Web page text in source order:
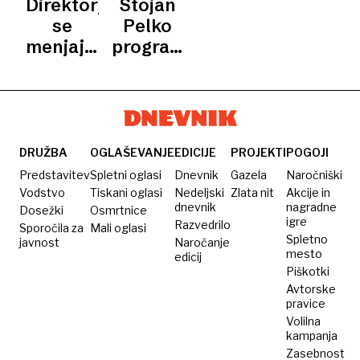
2025
bo,
vendar
se
imamo
česa
veseliti
KULTURE
2025
Direktorji
se
menjajo,
vsebina
Stojan
Pelko
programski
GO!
2025
DRUŽBA
Predstavitev
Vodstvo
Dosežki
Sporočila za
javnost
OGLAŠEVANJE
Spletni oglasi
Tiskani oglasi
Osmrtnice
Mali oglasi
EDICIJE
Dnevnik
Nedeljski
dnevnik
Razvedrilo
Naročanje
edicij
PROJEKTI
Gazela
Zlata nit
POGOJI
Naročniški
Akcije in
nagradne
igre
Spletno
mesto
Piškotki
Avtorske
pravice
Volilna
kampanja
Zasebnost